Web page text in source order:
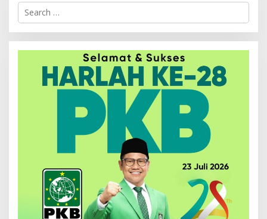
Search
for: